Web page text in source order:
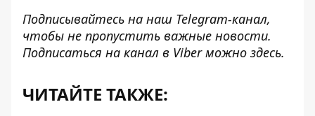
Подписывайтесь на наш Telegram-канал,
чтобы не пропустить важные новости.
Подписаться на канал в Viber можно здесь.
ЧИТАЙТЕ ТАКЖЕ: